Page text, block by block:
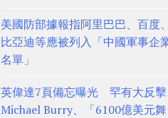
美國防部據報指阿里巴巴、百度、
比亞迪等應被列入「中國軍事企
名單」
英偉達7頁備忘曝光 罕有大反擊
Michael Burry、「6100億美元舞